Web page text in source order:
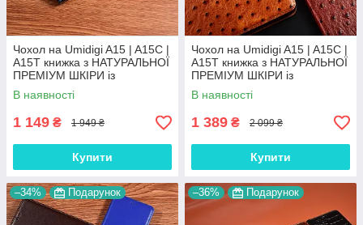
Чохол на Umidigi A15 | A15C |
A15T книжка з НАТУРАЛЬНОЇ
ПРЕМІУМ ШКІРИ із
підставкою протиударний
магнітний "DRAGON"
В наявності
1 149 ₴ 1 949 ₴
Купити
Чохол на Umidigi A15 | A15C |
A15T книжка з НАТУРАЛЬНОЇ
ПРЕМІУМ ШКІРИ із
підставкою протиударний
магнітний "OSTRICH"
В наявності
1 389 ₴ 2 099 ₴
Купити
–34% Подарунок –36% Подарунок